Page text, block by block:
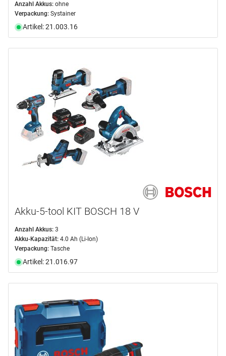
Anzahl Akkus: ohne
Verpackung: Systainer
Artikel: 21.003.16
Akku-5-tool KIT BOSCH 18 V
Anzahl Akkus: 3
Akku-Kapazität: 4.0 Ah (Li-Ion)
Verpackung: Tasche
Artikel: 21.016.97